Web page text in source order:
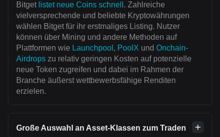
Bitget listet neue Coins schnell . Zahlreiche
vielversprechende und beliebte Kryptowährungen
wählen Bitget für ihr erstmaliges Listing. Nutzer
können über Mining und andere Methoden auf
Plattformen wie Launchpool , PoolX und Onchain-
Airdrops zu relativ geringen Kosten auf potenzielle
neue Token zugreifen und dabei im Rahmen der
Branche äußerst wettbewerbsfähige Renditen
erzielen.
Große Auswahl an Asset-Klassen zum Traden